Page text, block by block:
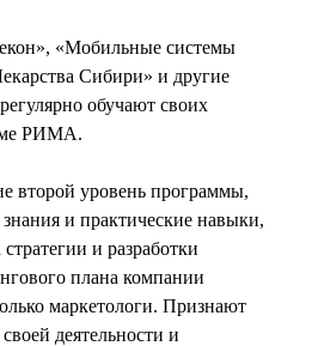
«Мобильные системы
Сибири» и другие
обучают своих
РИМА.
второй уровень программы,
и практические навыки,
и разработки
плана компании
маркетологи. Признают
деятельности и